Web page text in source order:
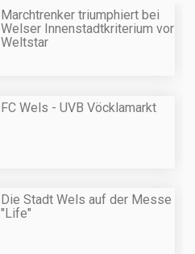
Marchtrenker triumphiert bei
Welser Innenstadtkriterium vor
Weltstar
FC Wels - UVB Vöcklamarkt
Die Stadt Wels auf der Messe
"Life"